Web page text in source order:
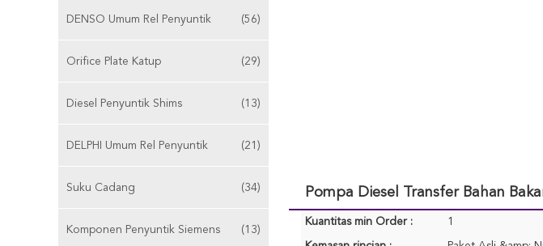
DENSO Umum Rel Penyuntik (56)
Orifice Plate Katup (29)
Diesel Penyuntik Shims (13)
DELPHI Umum Rel Penyuntik (21)
Suku Cadang (34)
Komponen Penyuntik Siemens (13)
Pompa Diesel Transfer Bahan
Kuantitas min Order : 1